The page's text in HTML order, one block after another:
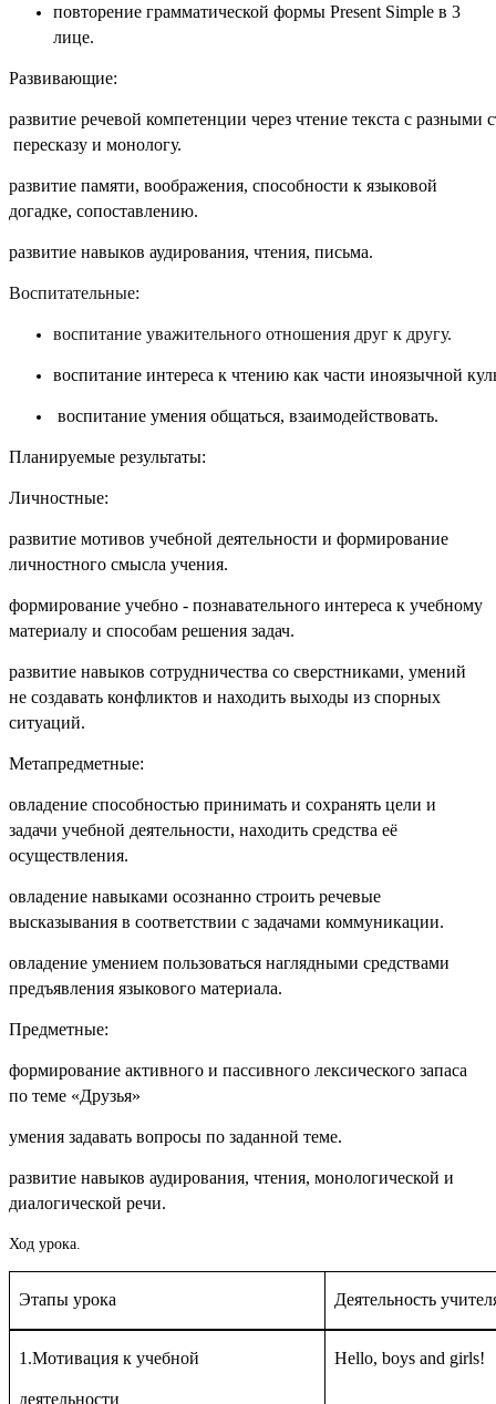
повторение грамматической формы Present Simple в 3
лице.
Развивающие:
развитие речевой компетенции через чтение текста с
пересказу и монологу.
развитие памяти, воображения, способности к языковой
догадке, сопоставлению.
развитие навыков аудирования, чтения, письма.
Воспитательные:
воспитание уважительного отношения друг к другу.
воспитание интереса к чтению как части иноязычной
воспитание умения общаться, взаимодействовать.
Планируемые результаты:
Личностные:
развитие мотивов учебной деятельности и формирование
личностного смысла учения.
формирование учебно - познавательного интереса к учебному
материалу и способам решения задач.
развитие навыков сотрудничества со сверстниками, умений
не создавать конфликтов и находить выходы из спорных
ситуаций.
Метапредметные:
овладение способностью принимать и сохранять цели и
задачи учебной деятельности, находить средства её
осуществления.
овладение навыками осознанно строить речевые
высказывания в соответствии с задачами коммуникации.
овладение умением пользоваться наглядными средствами
предъявления языкового материала.
Предметные:
формирование активного и пассивного лексического запаса
по теме «Друзья»
умения задавать вопросы по заданной теме.
развитие навыков аудирования, чтения, монологической и
диалогической речи.
Ход урока.
Этапы урока Деятельность
1.Мотивация к учебной
деятельности
Hello, boys and girls!